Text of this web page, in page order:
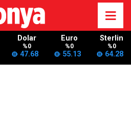
Dolar
%0
47.68
Euro
%0
55.13
Sterlin
%0
64.28